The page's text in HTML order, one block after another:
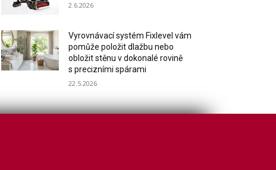
2.6.2026
Vyrovnávací systém Fixlevel vám
pomůže položit dlažbu nebo
obložit stěnu v dokonalé rovině
s precizními spárami
22.5.2026